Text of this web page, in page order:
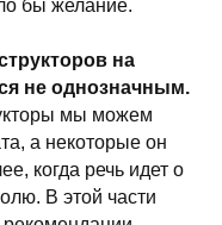
бы желание.
на
не однозначным.
мы можем
а некоторые он
когда речь идет о
В этой части